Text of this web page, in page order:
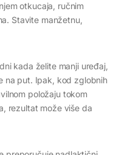
otkucaja, ručnim
Stavite manžetnu,
kada želite manji uređaj,
na put. Ipak, kod zglobnih
položaju tokom
rezultat može više da